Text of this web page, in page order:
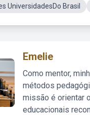
UniversidadesDo Brasil
Emelie
Como mentor,
métodos
missão é orientar
educacionais